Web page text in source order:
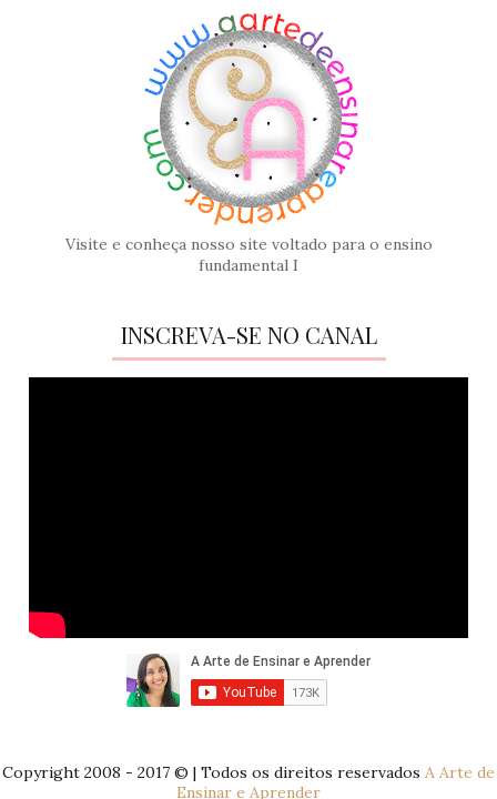
Visite e conheça nosso site voltado para o ensino
fundamental I
INSCREVA-SE NO CANAL
Copyright 2008 - 2017 © | Todos os direitos reservados A Arte de
Ensinar e Aprender